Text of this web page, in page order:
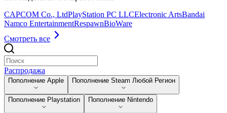
CAPCOM Co., LtdPlayStation PC LLCElectronic ArtsBandai
Namco EntertainmentRespawnBioWare
Смотреть все
Распродажа
Пополнение Apple Пополнение Steam Любой Регион
Пополнение Playstation Пополнение Nintendo